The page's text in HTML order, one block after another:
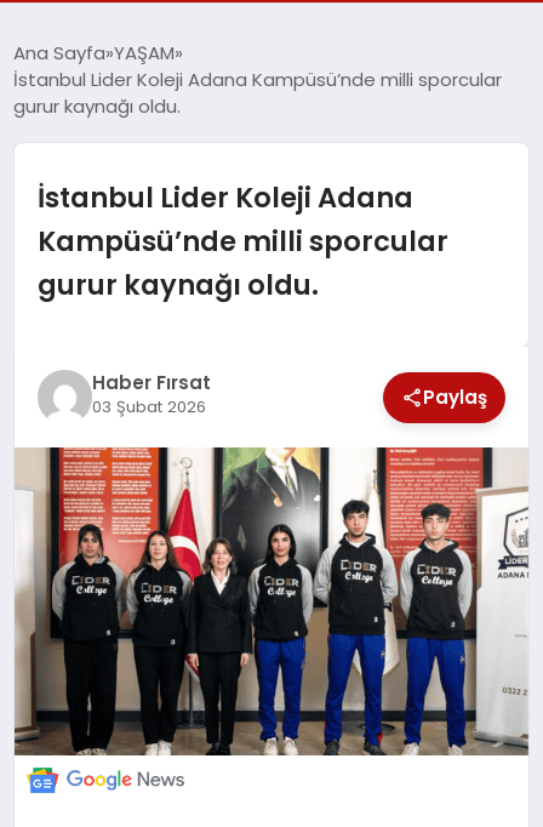
SPOR
SAĞLIK
MAGAZİN
EĞİTİM
DÜNYA
Ana Sayfa YAŞAM
İstanbul Lider Koleji Adana Kampüsü’nde milli sporcular
gurur kaynağı oldu.
İstanbul Lider Koleji Adana
Kampüsü’nde milli sporcular
gurur kaynağı oldu.
Haber Fırsat
03 Şubat 2026 Paylaş